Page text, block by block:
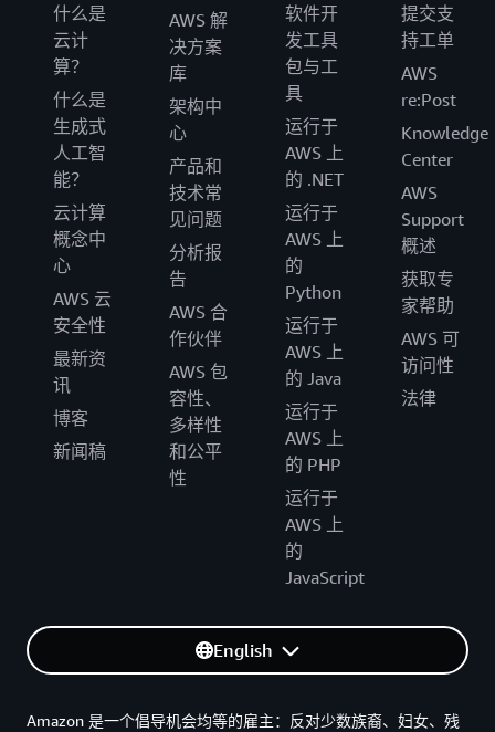
什么是
云计
算？
什么是
生成式
人工智
能？
云计算
概念中
心
AWS 云
安全性
最新资
讯
博客
新闻稿
AWS 解
决方案
库
架构中
心
产品和
技术常
见问题
分析报
告
AWS 合
作伙伴
AWS 包
容性、
多样性
和公平
性
软件开
发工具
包与工
具
运行于
AWS 上
的 .NET
运行于
AWS 上
的
Python
运行于
AWS 上
的 Java
运行于
AWS 上
的 PHP
运行于
AWS 上
的
JavaScript
提交支
持工单
AWS
re:Post
Knowledge
Center
AWS
Support
概述
获取专
家帮助
AWS 可
访问性
法律
English
Amazon 是一个倡导机会均等的雇主：反对少数族裔、妇女、残